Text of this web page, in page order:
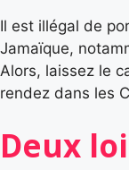
Il est illégal de
Jamaïque,
Alors, laissez le
rendez dans les
Deux